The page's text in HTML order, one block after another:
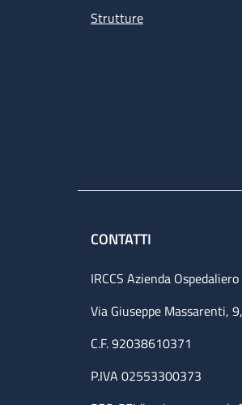
Strutture
CONTATTI
IRCCS Azienda
Via Giuseppe Massarenti,
C.F. 92038610371
P.IVA 02553300373